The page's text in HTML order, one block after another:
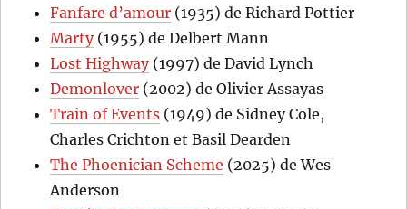
Fanfare d’amour (1935) de Richard Pottier
Marty(1955) de Delbert Mann
Lost Highway(1997) de David Lynch
Demonlover (2002) de Olivier Assayas
Train of Events (1949) de Sidney Cole,
Charles Crichton et Basil Dearden
The Phoenician Scheme (2025) de Wes
Anderson